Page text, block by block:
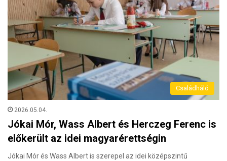
Családháló
2026.05.04.
Jókai Mór, Wass Albert és Herczeg Ferenc is
előkerült az idei magyarérettségin
Jókai Mór és Wass Albert is szerepel az idei középszintű